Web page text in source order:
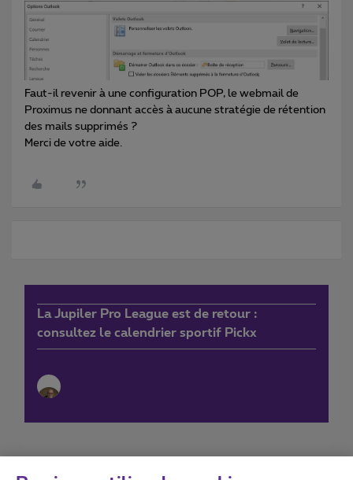
Faut-il revenir à une configuration POP, le webmail de
Proximus ne donnant accès à aucune stratégie de rétention
des mails supprimés ?
Merci de votre aide.
La Jupiler Pro League est de retour :
consultez le calendrier sportif Pickx